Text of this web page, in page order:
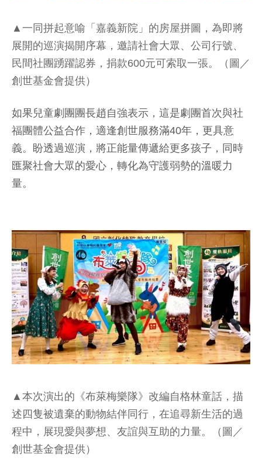
▲一同拼起意喻「嘉義新院」的房屋拼圖，為即將
展開的巡演揭開序幕，邀請社會大眾、公司行號、
民間社團踴躍認券，捐款600元可索取一張。（圖／
創世基金會提供）
如果兒童劇團團長趙自強表示，這是劇團首次與社
福團體公益合作，適逢創世服務滿40年，更具意
義。盼透過巡演，將正能量傳遞給更多孩子，同時
匯聚社會大眾的愛心，轉化為守護弱勢的溫暖力
量。
▲本次演出的《布萊梅樂隊》改編自格林童話，描
述四隻被遺棄的動物結伴同行，在追尋新生活的過
程中，展現愛與夢想、友誼與互助的力量。（圖／
創世基金會提供）